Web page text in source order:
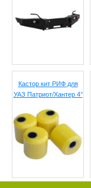
Кастор кит РИФ для
УАЗ Патриот/Хантер 4°